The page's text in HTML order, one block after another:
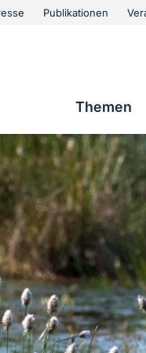
Publikationen
Themen